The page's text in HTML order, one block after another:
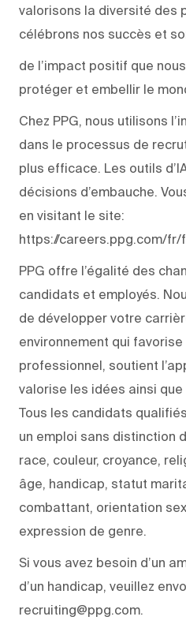
valorisons la diversité des
célébrons nos succès et
de l’impact positif que
protéger et embellir le
Chez PPG, nous utilisons
dans le processus de
plus efficace. Les outils
décisions d’embauche.
en visitant le site:
https://careers.ppg.com/
PPG offre l’égalité des
candidats et employés.
de développer votre
environnement qui favorise
professionnel, soutient
valorise les idées ainsi
Tous les candidats
un emploi sans distinction
race, couleur, croyance,
âge, handicap, statut
combattant, orientation
expression de genre.
Si vous avez besoin d’un
d’un handicap, veuillez
recruiting@ppg.com.